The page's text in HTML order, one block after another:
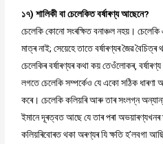
১৭) শালিকী বা চেলেকিত বৰ্ষাৰণ্য আছেনে?
চেলেকি কোনো সংৰক্ষিত বনাঞ্চল নহয়। চেলেকি
মাত্ৰ নাই; সেয়েহে তাতে বৰ্ষাৰণ্যৰ জৈৱ
চেলেকিৰ বৰ্ষাৰণ্যৰ কথা কয় তেওঁলোকৰ,
লগতে চেলেকি সম্পৰ্কেও যে একো সঠিক
কৰে। চেলেকি কলিয়ৰি আৰু তাৰ সংলগ্ন
ইমানে দূৰত্বত আছে যে তাৰ পৰা অভয়াৰণ্যখনৰ
কলিয়ৰিবোৰত থকা অৰণ্যৰ যি ক্ষতি হ’লবগা